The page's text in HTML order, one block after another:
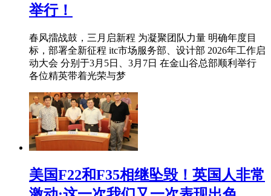
举行！
春风擂战鼓，三月启新程 为凝聚团队力量 明确年度目
标，部署全新征程 itc市场服务部、设计部 2026年工作启
动大会 分别于3月5日、3月7日 在金山谷总部顺利举行
各位精英带着光荣与梦
美国F22和F35相继坠毁！英国人非常